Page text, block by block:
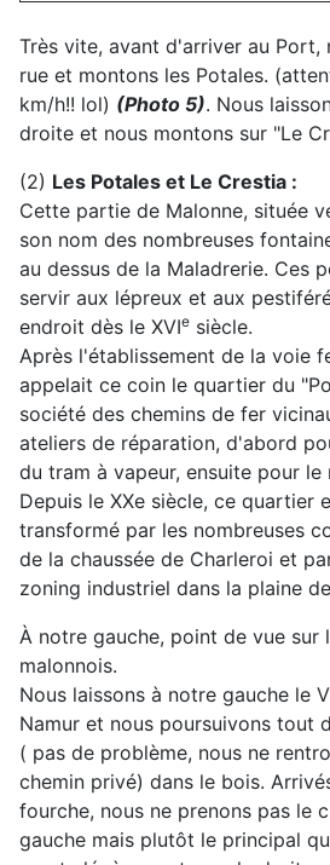
Très vite, avant d'arriver au Port,
rue et montons les Potales.
km/h!! lol) (Photo 5). Nous
droite et nous montons sur "Le
(2) Les Potales et Le Crestia :
Cette partie de Malonne, située
son nom des nombreuses
au dessus de la Maladrerie. Ces
servir aux lépreux et aux
endroit dès le XVIe siècle.
Après l'établissement de la voie
appelait ce coin le quartier du
société des chemins de fer
ateliers de réparation, d'abord
du tram à vapeur, ensuite pour le
Depuis le XXe siècle, ce quartier
transformé par les nombreuses
de la chaussée de Charleroi et
zoning industriel dans la plaine
À notre gauche, point de vue sur
malonnois.
Nous laissons à notre gauche le
Namur et nous poursuivons tout
( pas de problème, nous ne
chemin privé) dans le bois.
fourche, nous ne prenons pas le
gauche mais plutôt le principal